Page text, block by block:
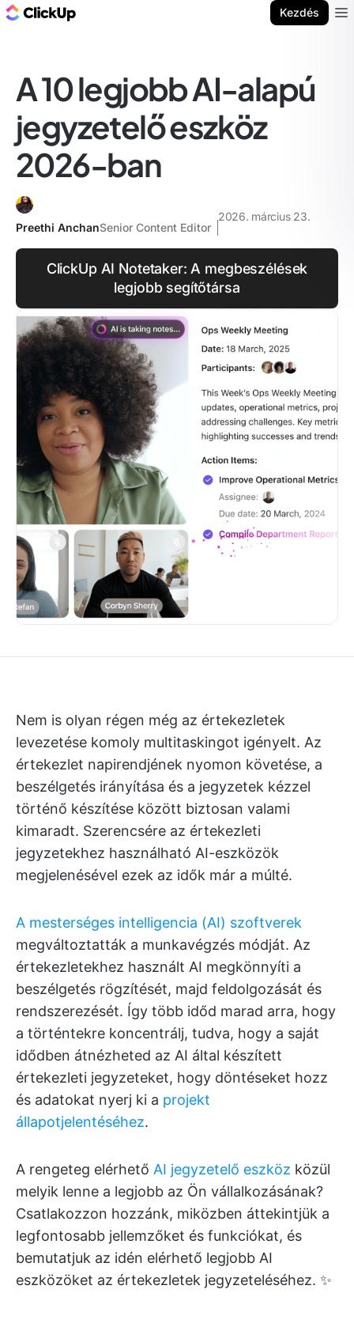
Kezdés
A 10 legjobb AI-alapú
jegyzetelő eszköz
2026-ban
Preethi AnchanSenior Content Editor
2026. március 23.
ClickUp AI Notetaker: A megbeszélések
legjobb segítőtársa
Nem is olyan régen még az értekezletek
levezetése komoly multitaskingot igényelt. Az
értekezlet napirendjének nyomon követése, a
beszélgetés irányítása és a jegyzetek kézzel
történő készítése között biztosan valami
kimaradt. Szerencsére az értekezleti
jegyzetekhez használható AI-eszközök
megjelenésével ezek az idők már a múlté.
A mesterséges intelligencia (AI) szoftverek
megváltoztatták a munkavégzés módját. Az
értekezletekhez használt AI megkönnyíti a
beszélgetés rögzítését, majd feldolgozását és
rendszerezését. Így több időd marad arra, hogy
a történtekre koncentrálj, tudva, hogy a saját
idődben átnézheted az AI által készített
értekezleti jegyzeteket, hogy döntéseket hozz
és adatokat nyerj ki a projekt
állapotjelentéséhez.
A rengeteg elérhető AI jegyzetelő eszköz közül
melyik lenne a legjobb az Ön vállalkozásának?
Csatlakozzon hozzánk, miközben áttekintjük a
legfontosabb jellemzőket és funkciókat, és
bemutatjuk az idén elérhető legjobb AI
eszközöket az értekezletek jegyzeteléséhez. ✨